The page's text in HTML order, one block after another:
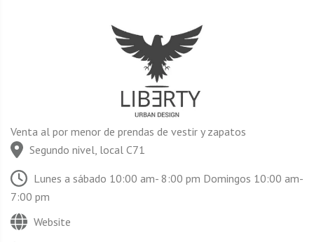
Venta al por menor de prendas de vestir y zapatos
Segundo nivel, local C71
Lunes a sábado 10:00 am- 8:00 pm Domingos 10:00 am-
7:00 pm
Website